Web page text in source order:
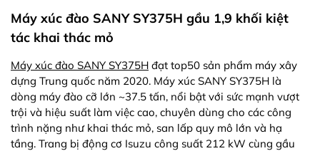
Máy xúc đào SANY SY375H gầu 1,9 khối kiệt
tác khai thác mỏ
Máy xúc đào SANY SY375H đạt top50 sản phẩm máy xây
dựng Trung quốc năm 2020. Máy xúc SANY SY375H là
dòng máy đào cỡ lớn ~37.5 tấn, nổi bật với sức mạnh vượt
trội và hiệu suất làm việc cao, chuyên dùng cho các công
trình nặng như khai thác mỏ, san lấp quy mô lớn và hạ
tầng. Trang bị động cơ Isuzu công suất 212 kW cùng gầu